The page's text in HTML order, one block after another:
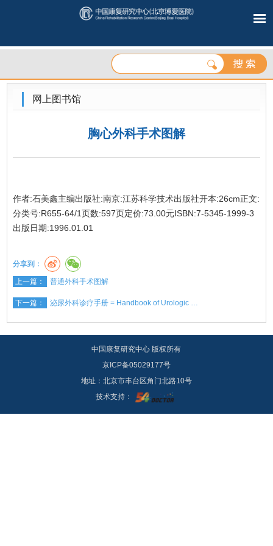
网上图书馆
胸心外科手术图解
作者:石美鑫主编出版社:南京:江苏科学技术出版社开本:26cm正文:
分类号:R655-64/1页数:597页定价:73.00元ISBN:7-5345-1999-3
出版日期:1996.01.01
分享到：
上一篇： 普通外科手术图解
下一篇： 泌尿外科诊疗手册 = Handbook of Urologic …
中国康复研究中心 版权所有
京ICP备05029177号
地址：北京市丰台区角门北路10号
技术支持：